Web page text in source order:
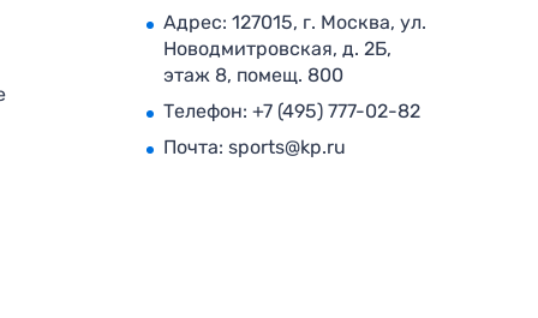
Адрес: 127015, г. Москва, ул.
Новодмитровская, д. 2Б,
этаж 8, помещ. 800
Телефон: +7 (495) 777-02-82
Почта: sports@kp.ru